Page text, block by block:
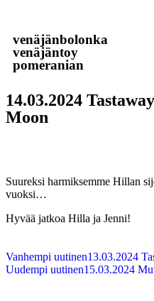
venäjänbolonka
venäjäntoy
pomeranian
14.03.2024
Moon
Suureksi harmiksemme Hillan
vuoksi…
Hyvää jatkoa Hilla ja Jenni!
Vanhempi uutinen13.03.2024
Uudempi uutinen15.03.2024